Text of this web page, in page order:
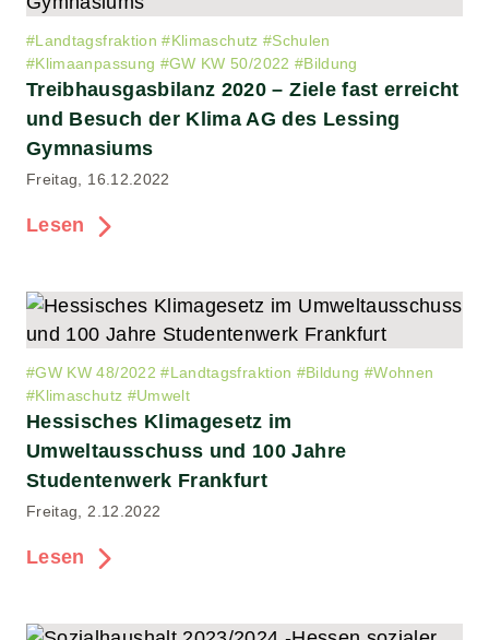
#Landtagsfraktion #Klimaschutz #Schulen
#Klimaanpassung #GW KW 50/2022 #Bildung
Treibhausgasbilanz 2020 – Ziele fast erreicht
und Besuch der Klima AG des Lessing
Gymnasiums
Freitag, 16.12.2022
Lesen
#GW KW 48/2022 #Landtagsfraktion #Bildung #Wohnen
#Klimaschutz #Umwelt
Hessisches Klimagesetz im
Umweltausschuss und 100 Jahre
Studentenwerk Frankfurt
Freitag, 2.12.2022
Lesen